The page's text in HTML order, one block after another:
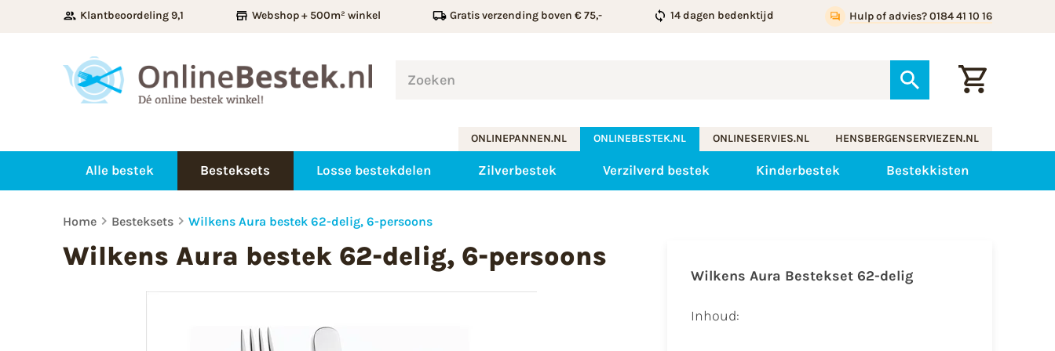
Klantbeoordeling 9,1 Webshop + 500m² winkel Gratis verzending boven € 75,- 14 dagen bedenktijd Hulp of advies? 0184 41 10 16
ONLINEPANNEN.NL ONLINEBESTEK.NL ONLINESERVIES.NL HENSBERGENSERVIEZEN.NL
Alle bestek Besteksets Losse bestekdelen Zilverbestek Verzilverd bestek Kinderbestek Bestekkisten
Home Besteksets Wilkens Aura bestek 62-delig, 6-persoons
Wilkens Aura bestek 62-delig, 6-persoons
Wilkens Aura Bestekset 62-delig
Inhoud: